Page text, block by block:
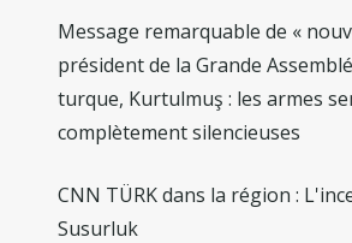
Message remarquable de «
président de la Grande
turque, Kurtulmuş : les armes
complètement silencieuses
CNN TÜRK dans la région :
Susurluk